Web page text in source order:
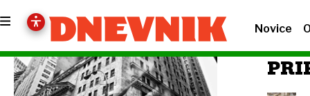
Novice